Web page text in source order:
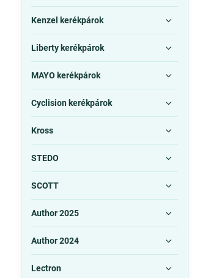
Kenzel kerékpárok
Liberty kerékpárok
MAYO kerékpárok
Cyclision kerékpárok
Kross
STEDO
SCOTT
Author 2025
Author 2024
Lectron